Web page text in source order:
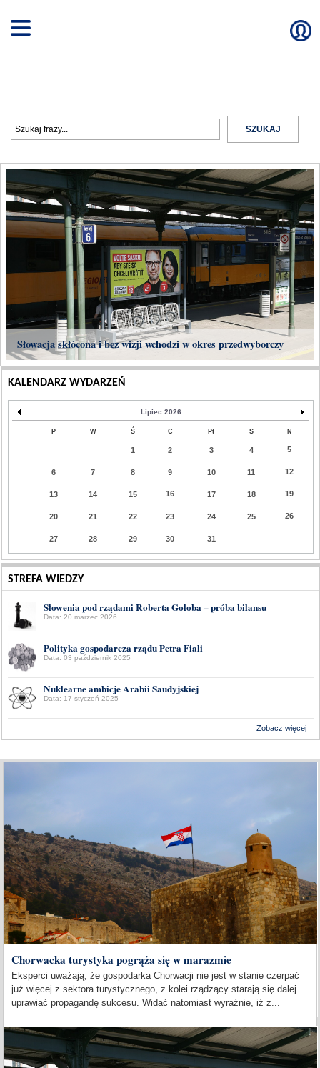
Słowacja skłócona i bez wizji wchodzi w okres przedwyborczy
KALENDARZ WYDARZEŃ
Lipiec 2026
P W Ś C Pt S N
1 2 3 4 5
6 7 8 9 10 11 12
13 14 15 16 17 18 19
20 21 22 23 24 25 26
27 28 29 30 31
STREFA WIEDZY
Słowenia pod rządami Roberta Goloba – próba bilansu
Data: 20 marzec 2026
Polityka gospodarcza rządu Petra Fiali
Data: 03 październik 2025
Nuklearne ambicje Arabii Saudyjskiej
Data: 17 styczeń 2025
Zobacz więcej
Chorwacka turystyka pogrąża się w marazmie
Eksperci uważają, że gospodarka Chorwacji nie jest w stanie czerpać
już więcej z sektora turystycznego, z kolei rządzący starają się dalej
uprawiać propagandę sukcesu. Widać natomiast wyraźnie, iż z...